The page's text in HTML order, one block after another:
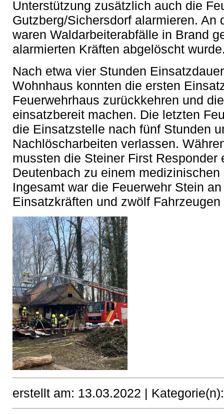
Unterstützung zusätzlich auch die
Gutzberg/Sichersdorf alarmieren. An
waren Waldarbeiterabfälle in Brand
alarmierten Kräften abgelöscht
Nach etwa vier Stunden
Wohnhaus konnten die ersten
Feuerwehrhaus zurückkehren und
einsatzbereit machen. Die letzten
die Einsatzstelle nach fünf Stunden
Nachlöscharbeiten verlassen.
mussten die Steiner First Responder
Deutenbach zu einem
Ingesamt war die Feuerwehr Stein
Einsatzkräften und zwölf
erstellt am: 13.03.2022 |